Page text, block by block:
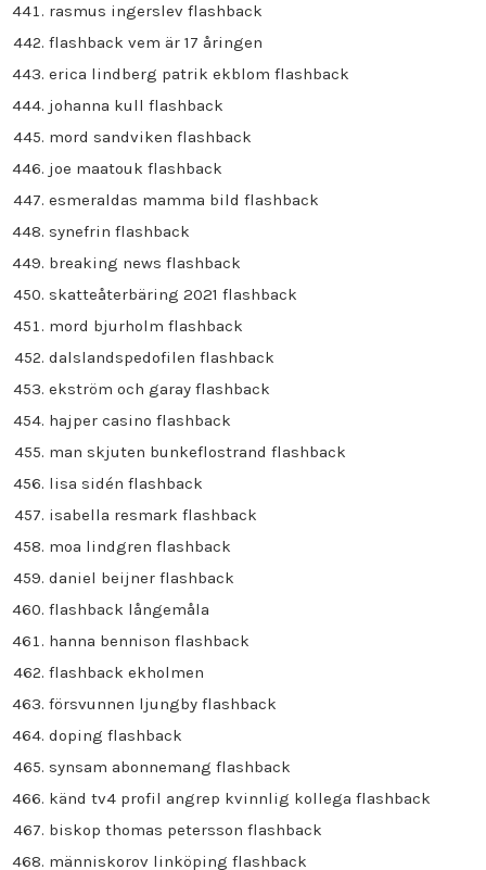
rasmus ingerslev flashback
flashback vem är 17 åringen
erica lindberg patrik ekblom flashback
johanna kull flashback
mord sandviken flashback
joe maatouk flashback
esmeraldas mamma bild flashback
synefrin flashback
breaking news flashback
skatteåterbäring 2021 flashback
mord bjurholm flashback
dalslandspedofilen flashback
ekström och garay flashback
hajper casino flashback
man skjuten bunkeflostrand flashback
lisa sidén flashback
isabella resmark flashback
moa lindgren flashback
daniel beijner flashback
flashback långemåla
hanna bennison flashback
flashback ekholmen
försvunnen ljungby flashback
doping flashback
synsam abonnemang flashback
känd tv4 profil angrep kvinnlig kollega flashback
biskop thomas petersson flashback
människorov linköping flashback